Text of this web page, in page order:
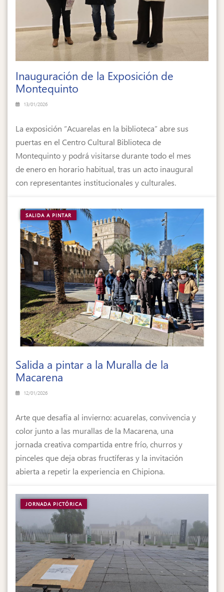
Inauguración de la Exposición de
Montequinto
13/01/2026
La exposición “Acuarelas en la biblioteca” abre sus
puertas en el Centro Cultural Biblioteca de
Montequinto y podrá visitarse durante todo el mes
de enero en horario habitual, tras un acto inaugural
con representantes institucionales y culturales.
SALIDA A PINTAR
Salida a pintar a la Muralla de la
Macarena
12/01/2026
Arte que desafía al invierno: acuarelas, convivencia y
color junto a las murallas de la Macarena, una
jornada creativa compartida entre frío, churros y
pinceles que deja obras fructíferas y la invitación
abierta a repetir la experiencia en Chipiona.
JORNADA PICTÓRICA